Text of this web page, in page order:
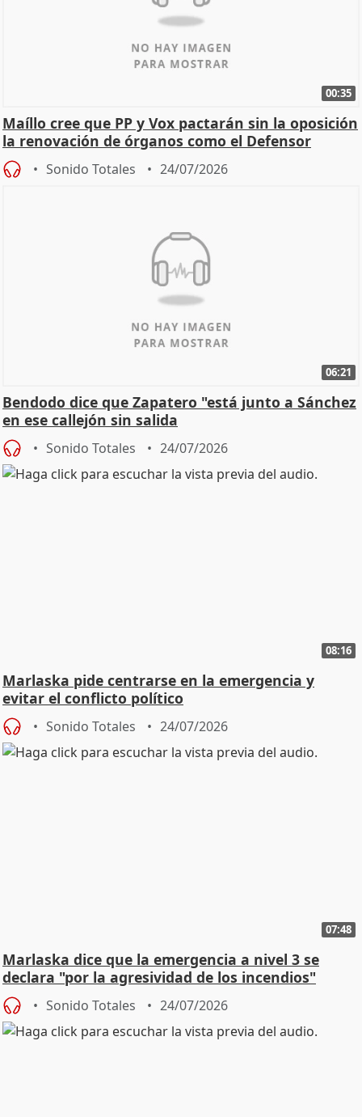
00:35
Maíllo cree que PP y Vox pactarán sin la oposición
la renovación de órganos como el Defensor
Sonido Totales 24/07/2026
06:21
Bendodo dice que Zapatero "está junto a Sánchez
en ese callejón sin salida
Sonido Totales 24/07/2026
08:16
Marlaska pide centrarse en la emergencia y
evitar el conflicto político
Sonido Totales 24/07/2026
07:48
Marlaska dice que la emergencia a nivel 3 se
declara "por la agresividad de los incendios"
Sonido Totales 24/07/2026